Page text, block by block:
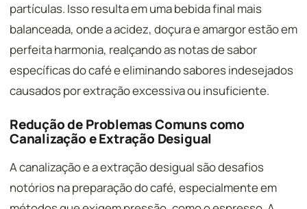
partículas. Isso resulta em uma bebida final mais
balanceada, onde a acidez, doçura e amargor estão em
perfeita harmonia, realçando as notas de sabor
específicas do café e eliminando sabores indesejados
causados por extração excessiva ou insuficiente.
Redução de Problemas Comuns como
Canalização e Extração Desigual
A canalização e a extração desigual são desafios
notórios na preparação do café, especialmente em